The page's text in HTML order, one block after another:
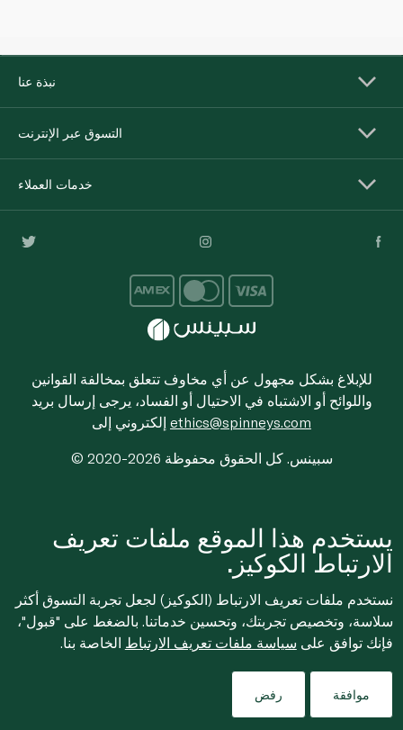
نبذة عنا
التسوق عبر الإنترنت
خدمات العملاء
للإبلاغ بشكل مجهول عن أي مخاوف تتعلق بمخالفة القوانين
واللوائح أو الاشتباه في الاحتيال أو الفساد، يرجى إرسال بريد
ethics@spinneys.com
© 2020-2026 سبينس. كل الحقوق محفوظة
يستخدم هذا الموقع ملفات تعريف
الارتباط الكوكيز.
نستخدم ملفات تعريف الارتباط (الكوكيز) لجعل تجربة التسوق أكثر
سلاسة، وتخصيص تجربتك، وتحسين خدماتنا. بالضغط على "قبول"،
فإنك توافق على سياسة ملفات تعريف الارتباط الخاصة بنا.
موافقة رفض